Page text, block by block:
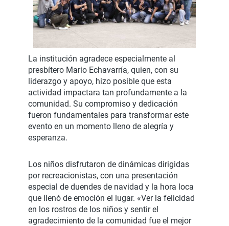
La institución agradece especialmente al
presbítero Mario Echavarría, quien, con su
liderazgo y apoyo, hizo posible que esta
actividad impactara tan profundamente a la
comunidad. Su compromiso y dedicación
fueron fundamentales para transformar este
evento en un momento lleno de alegría y
esperanza.
Los niños disfrutaron de dinámicas dirigidas
por recreacionistas, con una presentación
especial de duendes de navidad y la hora loca
que llenó de emoción el lugar. «Ver la felicidad
en los rostros de los niños y sentir el
agradecimiento de la comunidad fue el mejor